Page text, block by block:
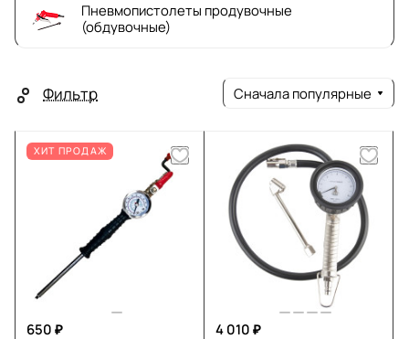
Пневмопистолеты продувочные
(обдувочные)
Фильтр Сначала популярные
ХИТ ПРОДАЖ
650 ₽
4 010 ₽